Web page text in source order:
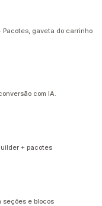
gaveta do carrinho
com IA.
+ pacotes
seções e blocos